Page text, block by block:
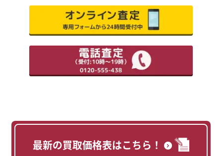
最新の買取価格表はこちら！